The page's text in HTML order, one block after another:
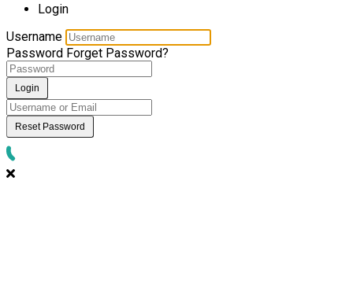
Login
Username
Password Forget Password?
Login
Reset Password